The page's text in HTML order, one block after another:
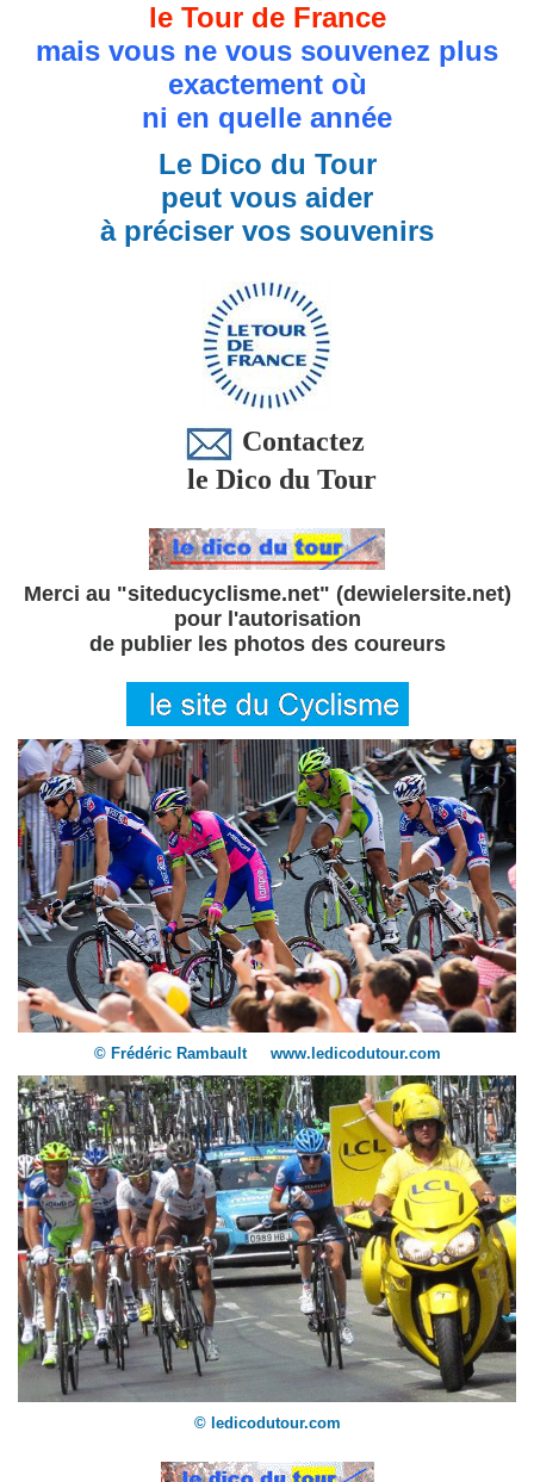
le Tour de France
mais vous ne vous souvenez plus
exactement où
ni en quelle année
Le Dico du Tour
peut vous aider
à préciser vos souvenirs
Contactez
le Dico du Tour
Merci au "siteducyclisme.net" (dewielersite.net)
pour l'autorisation
de publier les photos des coureurs
© Frédéric Rambault www.ledicodutour.com
© ledicodutour.com